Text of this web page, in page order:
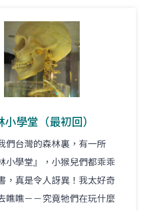
小學堂（最初回）
們台灣的森林裏，有一所
小學堂』，小猴兒們都乖乖
，真是令人訝異！我太好奇
瞧瞧－－究竟牠們在玩什麼